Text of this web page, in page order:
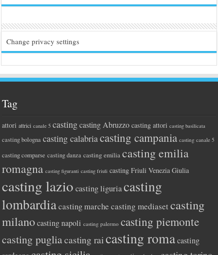
Change privacy settings
Tag
attori attrici canale 5 casting casting Abruzzo casting attori casting basilicata
casting bologna casting calabriacasting campania casting canale 5
casting comparse casting danza casting emilia casting emilia
romagna casting figuranti casting friuli casting Friuli Venezia Giulia
casting lazio casting liguriacasting
lombardiacasting marche casting mediasetcasting
milano casting napoli casting palermo casting piemonte
casting pugliacasting raicasting roma casting